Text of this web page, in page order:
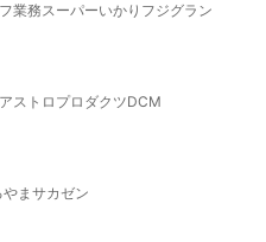
業務スーパーいかり フジグラン
アストロプロダクツDCM
ま サカゼン